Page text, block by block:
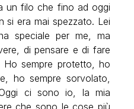
un filo che fino ad oggi
si era mai spezzato. Lei
speciale per me, ma
di pensare e di fare
Ho sempre protetto, ho
ho sempre sorvolato,
ci sono io, la mia